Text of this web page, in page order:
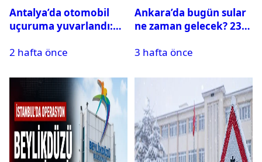
Antalya’da otomobil
uçuruma yuvarlandı:
var
2 hafta önce
Ankara’da bugün sular
ne zaman gelecek? 23
su kesintisi sorgulama
3 hafta önce